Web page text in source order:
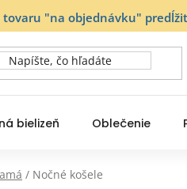
tovaru "na objednávku"
bielizeň Oblečenie
/ Nočné košele